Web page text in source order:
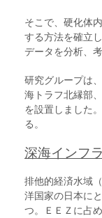
そこで、硬化体
する方法を確立
データを分析、
研究グループは
海トラフ北縁部
を設置しました
る。
深海インフ
排他的経済水域
洋国家の日本に
つ。ＥＥＺに占